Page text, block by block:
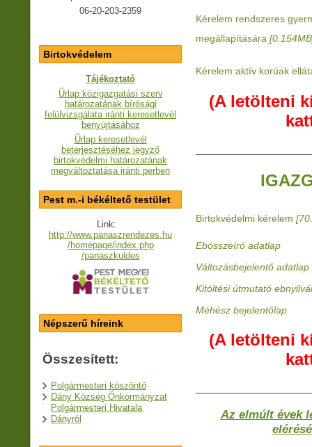
06-20-203-2359
Birtokvédelem
Tájékoztató
Űrlap közigazgatási szerv
határozatának bírósági
felülvizsgálata iránti keresetlevél
benyújtásához
Űrlap keresetlevél
beterjesztéséhez jegyző
birtokvédelmi határozatának
megváltoztatása iránti perben
Pest m.-i békéltető testület
Link:
http://www.panaszrendezes.hu
/homepage/index.php
/panaszkuldes
Népszerű híreink
Összesített:
Polgármesteri köszöntő
Dány Község Önkormányzat
Polgármesteri Hivatala
Dányról
Kérelem rendszeres
megállapítására
Kérelem aktív korúak
(A letölteni
Birtokvédelmi kérelem
Ebösszeíró adatlap
Változásbejelentő
Kitöltési útmutató
Méhész bejelentőlap
(A letölteni
Az elmúlt évek